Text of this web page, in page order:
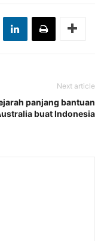
Next article
panjang bantuan
buat Indonesia